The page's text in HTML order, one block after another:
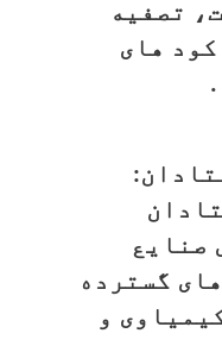
تصفیه
کود های
صنایع
گسترده
و